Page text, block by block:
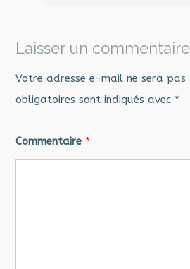
Laisser un commentaire
Votre adresse e-mail ne sera pas
obligatoires sont indiqués avec *
Commentaire *